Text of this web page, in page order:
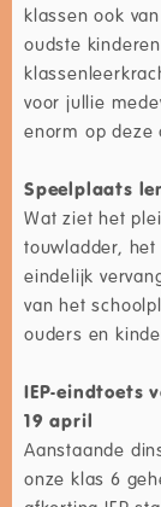
klassen ook
oudste
voor jullie
enorm op deze
Speelplaats
Wat ziet het
touwladder,
eindelijk
van het
ouders en
IEP-eindtoets
19 april
Aanstaande
onze klas 6